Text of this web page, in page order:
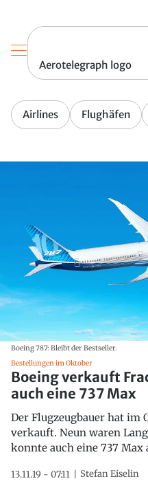
Aerotelegraph logo
Airlines Flughäfen
Boeing 787: Bleibt der Bestseller.
Bestellungen im Oktober
Boeing verkauft
auch eine 737 Max
Der Flugzeugbauer hat im
verkauft. Neun waren
konnte auch eine 737
13.11.19 - 07:11 Stefan Eiselin